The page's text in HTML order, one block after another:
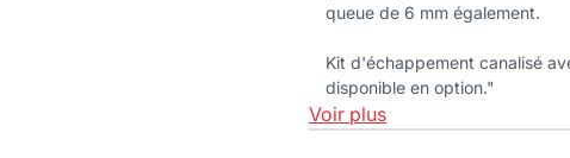
queue de 6 mm également.
Kit d'échappement canalisé
disponible en option."
Voir plus